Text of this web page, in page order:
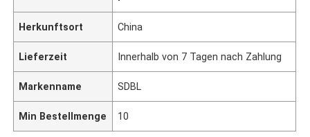
Herkunftsort China
Lieferzeit Innerhalb von 7 Tagen nach Zahlung
Markenname SDBL
Min Bestellmenge 10